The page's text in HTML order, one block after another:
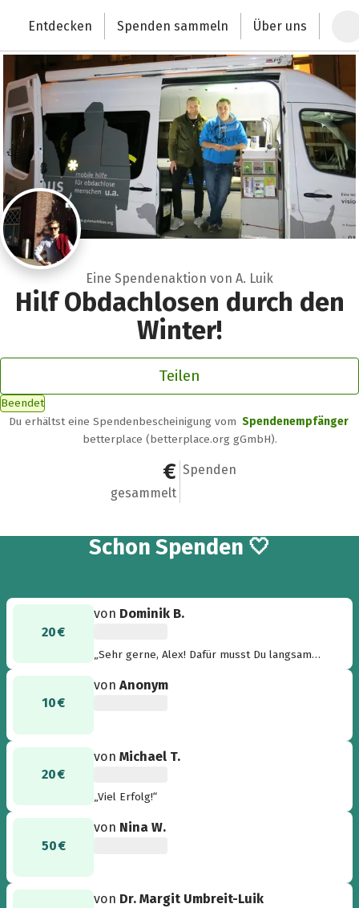
Deutschlands größte Spendenplattform
Entdecken Spenden sammeln Über uns
Eine Spendenaktion von A. Luik
Hilf Obdachlosen durch den
Winter!
Teilen
Beendet
Du erhältst eine Spendenbescheinigung vom Spendenempfänger
betterplace (betterplace.org gGmbH).
1.130 €
gesammelt
28
Spenden
Schon 28
Spenden 🤍
20 €
von Dominik B.
„Sehr gerne, Alex! Dafür musst Du langsam
haben. LG, Dominik “
10 €
vonAnonym
20 €
vonMichael T.
„Viel Erfolg!“
50 €
von Nina W.
von Dr. Margit Umbreit-Luik